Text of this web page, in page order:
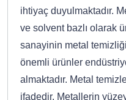
ihtiyaç duyulmaktadır.
ve solvent bazlı olarak
sanayinin metal
önemli ürünler
almaktadır. Metal
ifadedir. Metallerin